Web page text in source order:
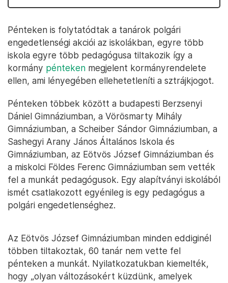
Pénteken is folytatódtak a tanárok polgári
engedetlenségi akciói az iskolákban, egyre több
iskola egyre több pedagógusa tiltakozik így a
kormány pénteken megjelent kormányrendelete
ellen, ami lényegében ellehetetleníti a sztrájkjogot.
Pénteken többek között a budapesti Berzsenyi
Dániel Gimnáziumban, a Vörösmarty Mihály
Gimnáziumban, a Scheiber Sándor Gimnáziumban, a
Sashegyi Arany János Általános Iskola és
Gimnáziumban, az Eötvös József Gimnáziumban és
a miskolci Földes Ferenc Gimnáziumban sem vették
fel a munkát pedagógusok. Egy alapítványi iskolából
ismét csatlakozott egyénileg is egy pedagógus a
polgári engedetlenséghez.
Az Eötvös József Gimnáziumban minden eddiginél
többen tiltakoztak, 60 tanár nem vette fel
pénteken a munkát. Nyilatkozatukban kiemelték,
hogy „olyan változásokért küzdünk, amelyek